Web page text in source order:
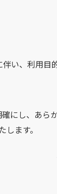
い、利用
し、あら
ます。